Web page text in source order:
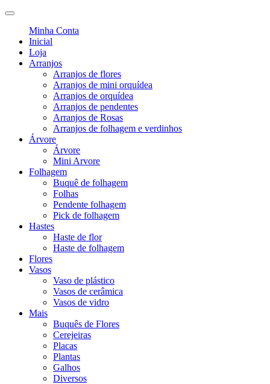
Minha Conta
Inicial
Loja
Arranjos
Arranjos de flores
Arranjos de mini orquídea
Arranjos de orquídea
Arranjos de pendentes
Arranjos de Rosas
Arranjos de folhagem e verdinhos
Árvore
Árvore
Mini Arvore
Folhagem
Buquê de folhagem
Folhas
Pendente folhagem
Pick de folhagem
Hastes
Haste de flor
Haste de folhagem
Flores
Vasos
Vaso de plástico
Vasos de cerâmica
Vasos de vidro
Mais
Buquês de Flores
Cerejeiras
Placas
Plantas
Galhos
Diversos